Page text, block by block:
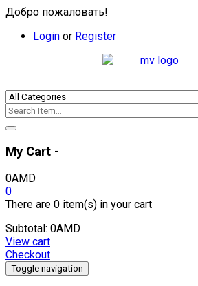
Добро пожаловать!
Login or Register
My Cart -
0AMD
0
There are 0 item(s) in your cart
Subtotal: 0AMD
View cart
Checkout
Toggle navigation